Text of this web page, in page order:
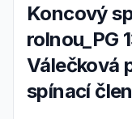
Koncový spínač s kladkou a
rolnou_PG
Válečková
spínací